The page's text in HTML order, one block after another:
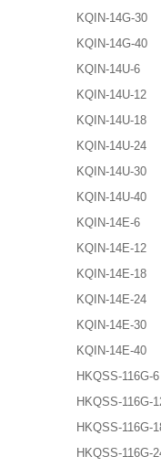
KQIN-14G-30
KQIN-14G-40
KQIN-14U-6
KQIN-14U-12
KQIN-14U-18
KQIN-14U-24
KQIN-14U-30
KQIN-14U-40
KQIN-14E-6
KQIN-14E-12
KQIN-14E-18
KQIN-14E-24
KQIN-14E-30
KQIN-14E-40
HKQSS-116G-6
HKQSS-116G-
HKQSS-116G-
HKQSS-116G-